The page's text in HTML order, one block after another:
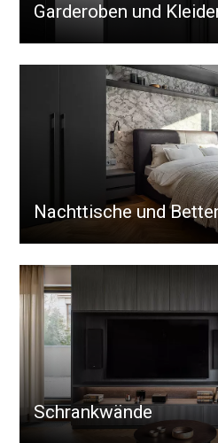
Garderoben und
Nachttische und
Schrankwände